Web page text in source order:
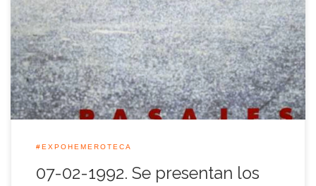
definitiva de autores, y obras, que conformaron la muestra
<<Pasajes: actualidad del arte español>>, una de las grandes
colecciones artísticas que pudieron visitarse en la Expo’92,
donde estuvieron presentes cuarenta y siete artistas
contemporáneos españoles, desde los nombres más […]
#EXPOHEMEROTECA
07-02-1992. Se presentan los